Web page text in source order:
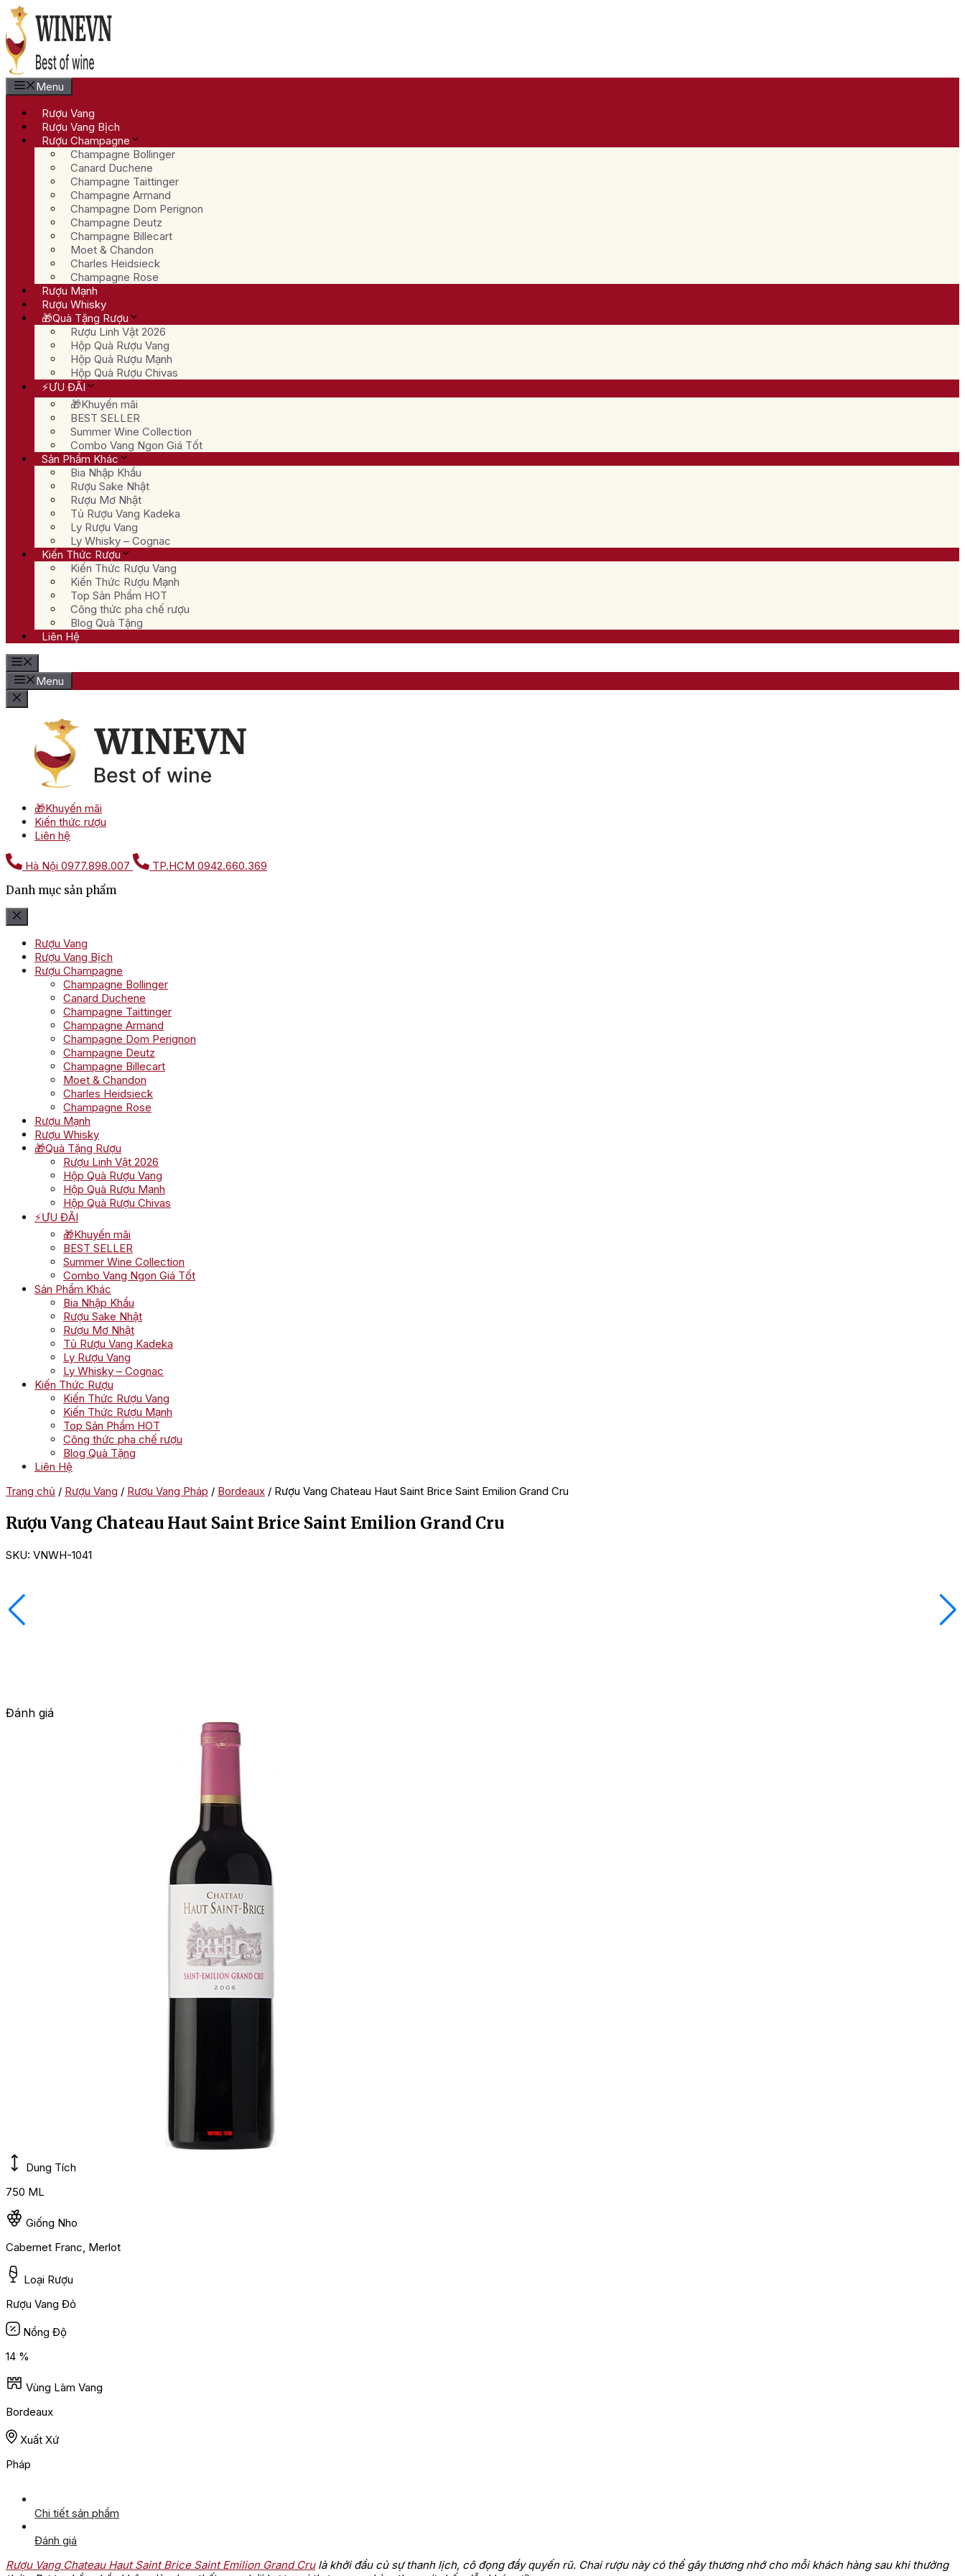
Chuyển
đến
nội
dung
Menu
Rượu Vang
Rượu Vang Bịch
Rượu Champagne
Champagne Bollinger
Canard Duchene
Champagne Taittinger
Champagne Armand
Champagne Dom Perignon
Champagne Deutz
Champagne Billecart
Moet & Chandon
Charles Heidsieck
Champagne Rose
Rượu Mạnh
Rượu Whisky
🎁Quà Tặng Rượu
Rượu Linh Vật 2026
Hộp Quà Rượu Vang
Hộp Quà Rượu Mạnh
Hộp Quà Rượu Chivas
⚡ƯU ĐÃI
🎁Khuyến mãi
BEST SELLER
Summer Wine Collection
Combo Vang Ngon Giá Tốt
Sản Phẩm Khác
Bia Nhập Khẩu
Rượu Sake Nhật
Rượu Mơ Nhật
Tủ Rượu Vang Kadeka
Ly Rượu Vang
Ly Whisky – Cognac
Kiến Thức Rượu
Kiến Thức Rượu Vang
Kiến Thức Rượu Mạnh
Top Sản Phẩm HOT
Công thức pha chế rượu
Blog Quà Tặng
Liên Hệ
Menu
🎁Khuyến mãi
Kiến thức rượu
Liên hệ
Hà Nội 0977.898.007 TP.HCM 0942.660.369
Danh mục sản phẩm
Rượu Vang
Rượu Vang Bịch
Rượu Champagne
Champagne Bollinger
Canard Duchene
Champagne Taittinger
Champagne Armand
Champagne Dom Perignon
Champagne Deutz
Champagne Billecart
Moet & Chandon
Charles Heidsieck
Champagne Rose
Rượu Mạnh
Rượu Whisky
🎁Quà Tặng Rượu
Rượu Linh Vật 2026
Hộp Quà Rượu Vang
Hộp Quà Rượu Mạnh
Hộp Quà Rượu Chivas
⚡ƯU ĐÃI
🎁Khuyến mãi
BEST SELLER
Summer Wine Collection
Combo Vang Ngon Giá Tốt
Sản Phẩm Khác
Bia Nhập Khẩu
Rượu Sake Nhật
Rượu Mơ Nhật
Tủ Rượu Vang Kadeka
Ly Rượu Vang
Ly Whisky – Cognac
Kiến Thức Rượu
Kiến Thức Rượu Vang
Kiến Thức Rượu Mạnh
Top Sản Phẩm HOT
Công thức pha chế rượu
Blog Quà Tặng
Liên Hệ
Trang chủ / Rượu Vang / Rượu Vang Pháp / Bordeaux / Rượu Vang Chateau Haut Saint Brice Saint Emilion Grand Cru
Rượu Vang Chateau Haut Saint Brice Saint Emilion Grand Cru
SKU: VNWH-1041
Đánh giá
Dung Tích
750 ML
Giống Nho
Cabernet Franc, Merlot
Loại Rượu
Rượu Vang Đỏ
Nồng Độ
14 %
Vùng Làm Vang
Bordeaux
Xuất Xứ
Pháp
Chi tiết sản phẩm
Đánh giá
Rượu Vang Chateau Haut Saint Brice Saint Emilion Grand Crulà khởi đầu củ sự thanh lịch, cô đọng đầy quyến rũ. Chai rượu này có thể gây thương nhớ cho mỗi khách hàng sau khi thưởng